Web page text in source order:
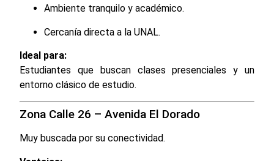
Ambiente tranquilo y académico.
Cercanía directa a la UNAL.
Ideal para:
Estudiantes que buscan clases presenciales y un
entorno clásico de estudio.
Zona Calle 26 – Avenida El Dorado
Muy buscada por su conectividad.